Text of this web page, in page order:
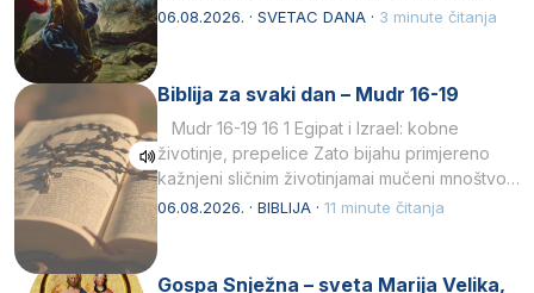
drugoj…
06.08.2026. · SVETAC DANA · 3 minute čitanja
Biblija za svaki dan – Mudr 16-19
Mudr 16-19 16 1 Egipat i Izrael: kobne
životinje, prepelice Zato bijahu primjereno
kažnjeni sličnim životinjamai mučeni mnoštvom
kukaca.2 A narod…
06.08.2026. · BIBLIJA · 11 minute čitanja
Gospa Snježna – sveta Marija Velika,